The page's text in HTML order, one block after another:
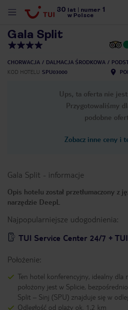
30 lat numer 1
w Polsce
Gala Split
CHORWACJA DALMACJA ŚRODKOWA
KOD HOTELU SPU03000
Ups, ta oferta nie
Przygotowaliśmy
podobne
Zobacz inne ceny i
Gala Split - informacje
Opis hotelu został przetłumaczony z
narzędzie DeepL
Najpopularniejsze udogodnienia:
TUI Service Center 24/7 +
Położenie:
Ten hotel konferencyjny, idealny dla
położony jest w Splicie,
Split – Sinj (SPU) znajduje się w
Odległość od plaży ok. 1,2 km